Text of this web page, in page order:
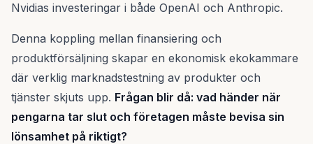
Nvidias investeringar i både OpenAI och Anthropic.
Denna koppling mellan finansiering och
produktförsäljning skapar en ekonomisk ekokammare
där verklig marknadstestning av produkter och
tjänster skjuts upp. Frågan blir då: vad händer när
pengarna tar slut och företagen måste bevisa sin
lönsamhet på riktigt?